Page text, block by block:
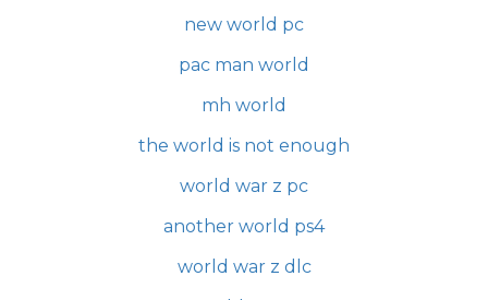
new world pc
pac man world
mh world
the world is not enough
world war z pc
another world ps4
world war z dlc